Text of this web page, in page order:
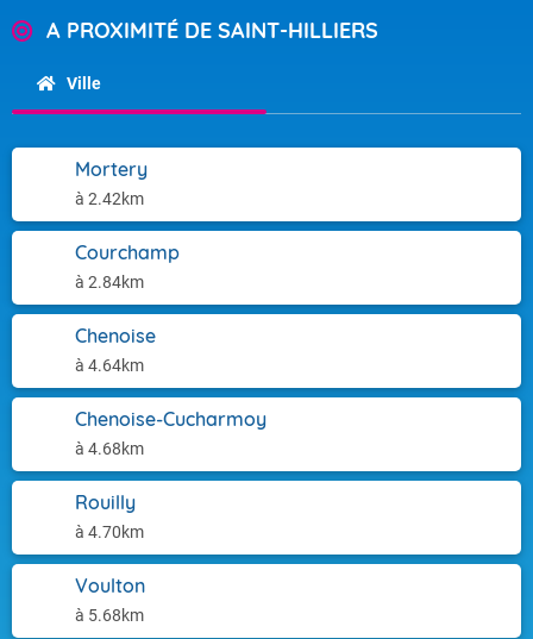
A PROXIMITÉ DE SAINT-HILLIERS
Ville
Mortery
à 2.42km
Courchamp
à 2.84km
Chenoise
à 4.64km
Chenoise-Cucharmoy
à 4.68km
Rouilly
à 4.70km
Voulton
à 5.68km